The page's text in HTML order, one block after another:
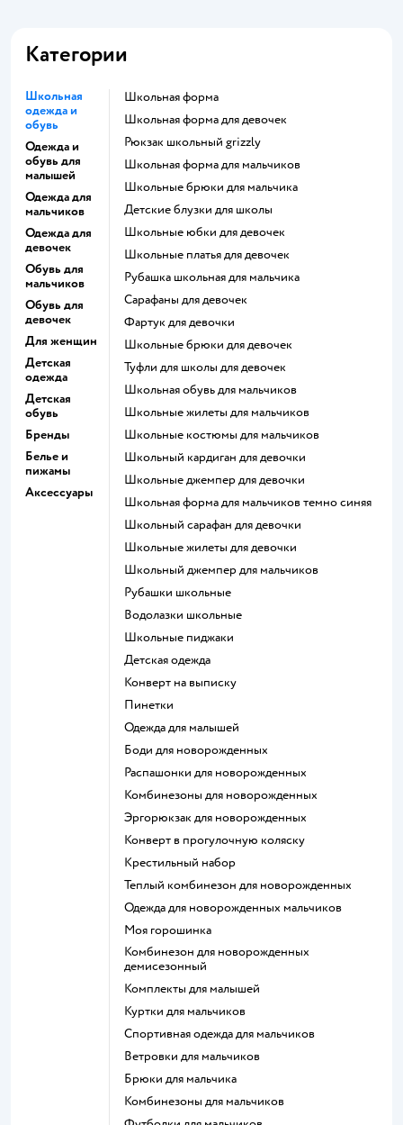
Категории
Школьная
одежда и
обувь
Одежда и
обувь для
малышей
Одежда для
мальчиков
Одежда для
девочек
Обувь для
мальчиков
Обувь для
девочек
Для женщин
Детская
одежда
Детская
обувь
Бренды
Белье и
пижамы
Аксессуары
Школьная форма
Школьная форма для девочек
Рюкзак школьный grizzly
Школьная форма для мальчиков
Школьные брюки для мальчика
Детские блузки для школы
Школьные юбки для девочек
Школьные платья для девочек
Рубашка школьная для мальчика
Сарафаны для девочек
Фартук для девочки
Школьные брюки для девочек
Туфли для школы для девочек
Школьная обувь для мальчиков
Школьные жилеты для мальчиков
Школьные костюмы для мальчиков
Школьный кардиган для девочки
Школьные джемпер для девочки
Школьная форма для мальчиков темно синяя
Школьный сарафан для девочки
Школьные жилеты для девочки
Школьный джемпер для мальчиков
Рубашки школьные
Водолазки школьные
Школьные пиджаки
Детская одежда
Конверт на выписку
Пинетки
Одежда для малышей
Боди для новорожденных
Распашонки для новорожденных
Комбинезоны для новорожденных
Эргорюкзак для новорожденных
Конверт в прогулочную коляску
Крестильный набор
Теплый комбинезон для новорожденных
Одежда для новорожденных мальчиков
Моя горошинка
Комбинезон для новорожденных
демисезонный
Комплекты для малышей
Куртки для мальчиков
Спортивная одежда для мальчиков
Ветровки для мальчиков
Брюки для мальчика
Комбинезоны для мальчиков